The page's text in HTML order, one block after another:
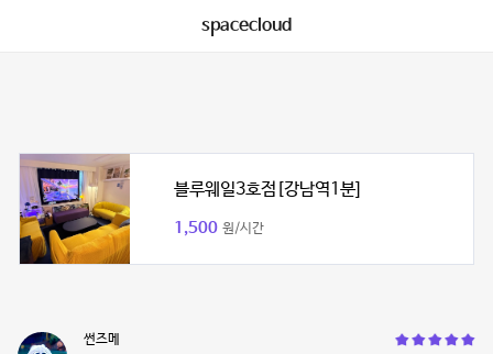
spacecloud
블루웨일3호점[강남역1분]
1,500 원/시간
썬즈메